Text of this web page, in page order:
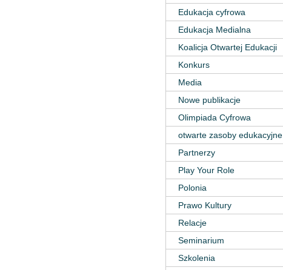
Edukacja cyfrowa
Edukacja Medialna
Koalicja Otwartej Edukacji
Konkurs
Media
Nowe publikacje
Olimpiada Cyfrowa
otwarte zasoby edukacyjne
Partnerzy
Play Your Role
Polonia
Prawo Kultury
Relacje
Seminarium
Szkolenia